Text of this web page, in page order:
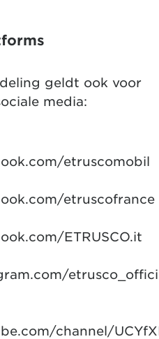
geldt ook voor
media:
etruscomobil
etruscofrance
ETRUSCO.it
channel/